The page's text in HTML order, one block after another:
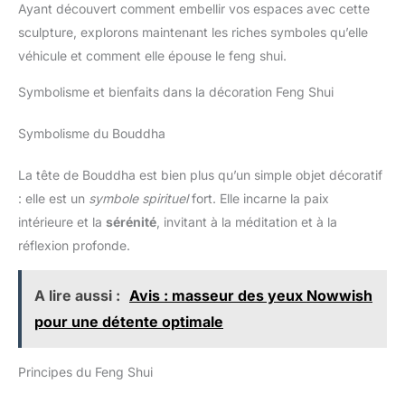
Ayant découvert comment embellir vos espaces avec cette
sculpture, explorons maintenant les riches symboles qu’elle
véhicule et comment elle épouse le feng shui.
Symbolisme et bienfaits dans la décoration Feng Shui
Symbolisme du Bouddha
La tête de Bouddha est bien plus qu’un simple objet décoratif
: elle est un symbole spirituelfort. Elle incarne la paix
intérieure et la sérénité, invitant à la méditation et à la
réflexion profonde.
A lire aussi : Avis : masseur des yeux Nowwish
pour une détente optimale
Principes du Feng Shui